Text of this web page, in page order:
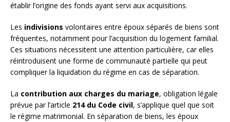
établir l’origine des fonds ayant servi aux acquisitions.
Les indivisions volontaires entre époux séparés de biens sont
fréquentes, notamment pour l’acquisition du logement familial.
Ces situations nécessitent une attention particulière, car elles
réintroduisent une forme de communauté partielle qui peut
compliquer la liquidation du régime en cas de séparation.
La contribution aux charges du mariage, obligation légale
prévue par l’article 214 du Code civil, s’applique quel que soit
le régime matrimonial. En séparation de biens, les époux